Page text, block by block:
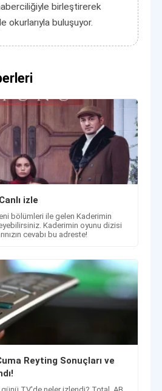
birleştirerek
okurlarıyla buluşuyor.
izle
bölümleri ile gelen Kaderimin
Kaderimin oyunu dizisi
cevabı bu adreste!
Reyting Sonuçları ve